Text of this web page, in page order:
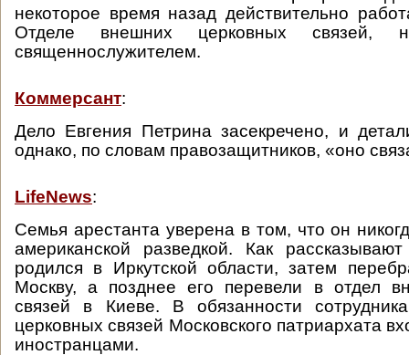
некоторое время назад действительно
Отделе внешних церковных связей,
священнослужителем.
Коммерсант:
Дело Евгения Петрина засекречено, и
однако, по словам правозащитников, «оно
LifeNews:
Семья арестанта уверена в том, что он
американской разведкой. Как
родился в Иркутской области, затем
Москву, а позднее его перевели в отдел
связей в Киеве. В обязанности
церковных связей Московского патриархата
иностранцами.